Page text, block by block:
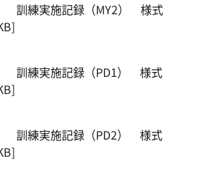
訓練実施記録（MY2） 様式
訓練実施記録（PD1） 様式
訓練実施記録（PD2） 様式